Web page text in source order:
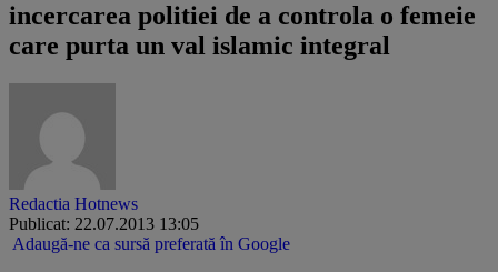
incercarea politiei de a controla o femeie
care purta un val islamic integral
Redactia Hotnews
Publicat: 22.07.2013 13:05
Adaugă-ne ca sursă preferată în Google